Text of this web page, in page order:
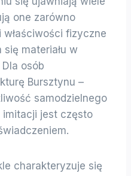
one zarówno
fizyczne
materiału w
osób
Bursztynu –
samodzielnego
imitacji jest często
charakteryzuje się